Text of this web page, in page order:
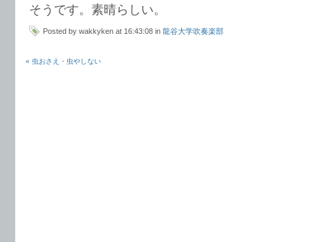
そうです。素晴らしい。
Posted by wakkyken at 16:43:08 in 龍谷大学吹奏楽部
« 虫おさえ・虫やしない